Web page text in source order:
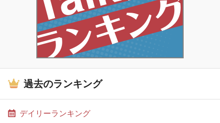
過去のランキング
デイリーランキング